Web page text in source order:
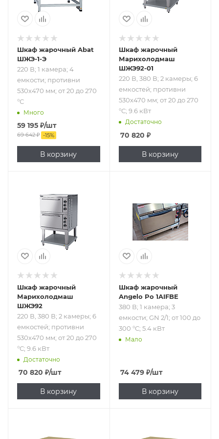
Шкаф жарочный Abat
ШЖЭ-1-Э
220 В; 1 камера; 4
емкости; противни
530х470 мм; от 20 до 270
°С
Много
59 195 ₽/шт
69 642₽ -15%
В корзину
°С; 9.6 кВт
Шкаф жарочный
Марихолодмаш
ШЖЭ92-01
220 В, 380 В; 2 камеры; 6
емкостей; противни
530х470 мм; от 20 до 270
°С; 9.6 кВт
Достаточно
70 820 ₽
В корзину
220 В, 380 В; 2
емкостей;
противни 530х470
мм; от 20 до 270
°С; 9.6 кВт
Шкаф жарочный
Марихолодмаш
ШЖЭ92
220 В, 380 В; 2 камеры; 6
емкостей; противни
530х470 мм; от 20 до 270
°С; 9.6 кВт
Достаточно
70 820 ₽/шт
В корзину
емкости; GN 2/1;
от 100 до 300 °С;
5.4 кВт
Шкаф жарочный
Angelo Po 1AIFBE
380 В; 1 камера; 3
емкости; GN 2/1; от 100 до
300 °С; 5.4 кВт
Мало
74 479₽/шт
В корзину